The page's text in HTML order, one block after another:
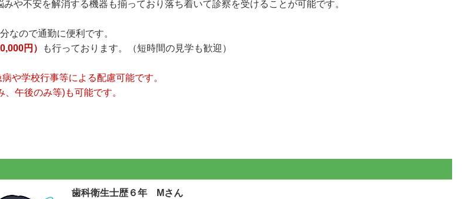
や不安を解消する機器も揃っており落ち着いて診察を受けることが可能です。
なので通勤に便利です。
円）
も行っております。（短時間の見学も歓迎）
や学校行事等による配慮可能です。
午後のみ等)も可能です。
歯科衛生士歴６年 Mさん